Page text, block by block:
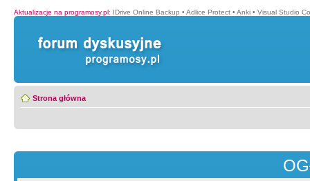
Aktualizacje na programosy.pl: IDrive Online Backup • Adlice Protect • Anki • Visual Studio
Strona główna